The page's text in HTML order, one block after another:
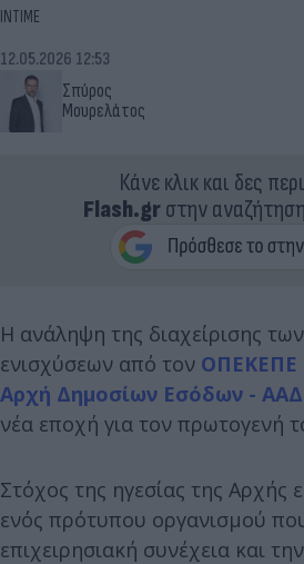
ΙΝΤΙΜΕ
Σπύρος
Μουρελάτος
12.05.2026 12:53
Κάνε κλικ και δες
Flash.grστην
Η ανάληψη της διαχείρισης
ενισχύσεων από τον ΟΠΕΚΕΠΕ
Αρχή Δημοσίων Εσόδων -
νέα εποχή για τον πρωτογενή
Στόχος της ηγεσίας της Αρχής
ενός πρότυπου οργανισμού
επιχειρησιακή συνέχεια και